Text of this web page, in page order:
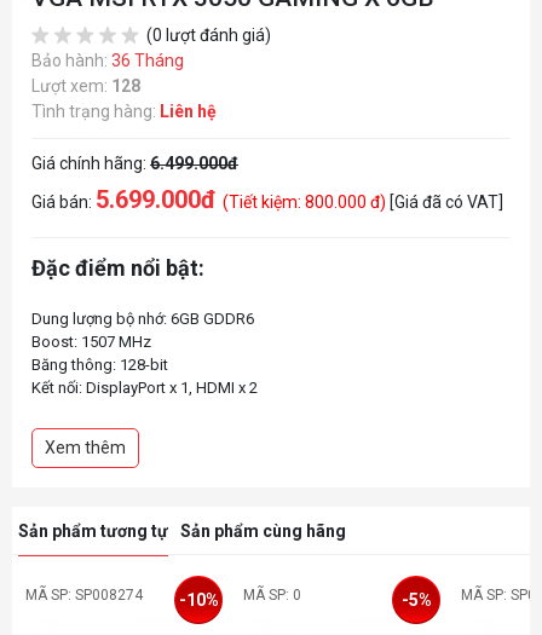
(0 lượt đánh giá)
Bảo hành: 36 Tháng
Lượt xem: 128
Tình trạng hàng: Liên hệ
Giá chính hãng: 6.499.000đ
Giá bán: 5.699.000đ (Tiết kiệm: 800.000 đ) [Giá đã có VAT]
Đặc điểm nổi bật:
Dung lượng bộ nhớ: 6GB GDDR6
Boost: 1507 MHz
Băng thông: 128-bit
Kết nối: DisplayPort x 1, HDMI x 2
Xem thêm
Sản phẩm tương tự Sản phẩm cùng hãng
MÃ SP: SP008274 -10% MÃ SP: 0 -5% MÃ SP: